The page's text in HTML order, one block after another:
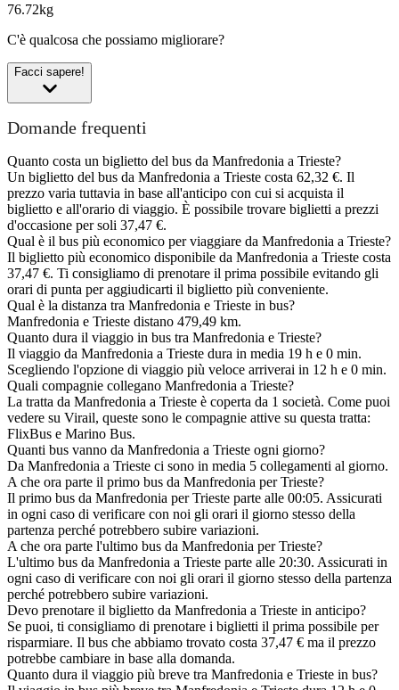
76.72kg
C'è qualcosa che possiamo migliorare?
Facci sapere!
Domande frequenti
Quanto costa un biglietto del bus da Manfredonia a Trieste?
Un biglietto del bus da Manfredonia a Trieste costa 62,32 €. Il
prezzo varia tuttavia in base all'anticipo con cui si acquista il
biglietto e all'orario di viaggio. È possibile trovare biglietti a prezzi
d'occasione per soli 37,47 €.
Qual è il bus più economico per viaggiare da Manfredonia a Trieste?
Il biglietto più economico disponibile da Manfredonia a Trieste costa
37,47 €. Ti consigliamo di prenotare il prima possibile evitando gli
orari di punta per aggiudicarti il biglietto più conveniente.
Qual è la distanza tra Manfredonia e Trieste in bus?
Manfredonia e Trieste distano 479,49 km.
Quanto dura il viaggio in bus tra Manfredonia e Trieste?
Il viaggio da Manfredonia a Trieste dura in media 19 h e 0 min.
Scegliendo l'opzione di viaggio più veloce arriverai in 12 h e 0 min.
Quali compagnie collegano Manfredonia a Trieste?
La tratta da Manfredonia a Trieste è coperta da 1 società. Come puoi
vedere su Virail, queste sono le compagnie attive su questa tratta:
FlixBus e Marino Bus.
Quanti bus vanno da Manfredonia a Trieste ogni giorno?
Da Manfredonia a Trieste ci sono in media 5 collegamenti al giorno.
A che ora parte il primo bus da Manfredonia per Trieste?
Il primo bus da Manfredonia per Trieste parte alle 00:05. Assicurati
in ogni caso di verificare con noi gli orari il giorno stesso della
partenza perché potrebbero subire variazioni.
A che ora parte l'ultimo bus da Manfredonia per Trieste?
L'ultimo bus da Manfredonia a Trieste parte alle 20:30. Assicurati in
ogni caso di verificare con noi gli orari il giorno stesso della partenza
perché potrebbero subire variazioni.
Devo prenotare il biglietto da Manfredonia a Trieste in anticipo?
Se puoi, ti consigliamo di prenotare i biglietti il prima possibile per
risparmiare. Il bus che abbiamo trovato costa 37,47 € ma il prezzo
potrebbe cambiare in base alla domanda.
Quanto dura il viaggio più breve tra Manfredonia e Trieste in bus?